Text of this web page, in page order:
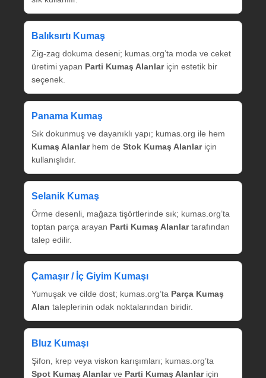
Balıksırtı Kumaş
Zig‑zag dokuma deseni; kumas.org’ta moda ve ceket
üretimi yapan Parti Kumaş Alanlariçin estetik bir
seçenek.
Panama Kumaş
Sık dokunmuş ve dayanıklı yapı; kumas.org ile hem
Kumaş Alanlarhem de Stok Kumaş Alanlariçin
kullanışlıdır.
Selanik Kumaş
Örme desenli, mağaza tişörtlerinde sık; kumas.org’ta
toptan parça arayan Parti Kumaş Alanlartarafından
talep edilir.
Çamaşır / İç Giyim Kumaşı
Yumuşak ve cilde dost; kumas.org’ta Parça Kumaş
Alan taleplerinin odak noktalarından biridir.
Bluz Kumaşı
Şifon, krep veya viskon karışımları; kumas.org’ta
Spot Kumaş Alanlarve Parti Kumaş Alanlariçin